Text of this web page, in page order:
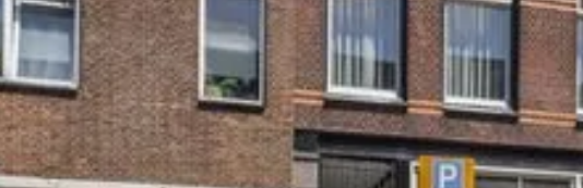
Ontdek Amsterdam
Grachtengordel, Jordaan, De Pijp en meer
Koopwoningen in Amsterdam Bekijk op de kaart
Ontdek Amsterdam
Grachtengordel, Jordaan, De Pijp en meer
Huurwoningen in Amsterdam Bekijk op de kaart